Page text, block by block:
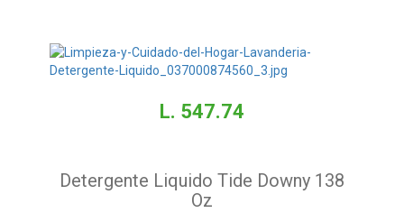
L. 547.74
Detergente Liquido Tide Downy 138
Oz